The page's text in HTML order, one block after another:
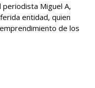
Miguel A,
entidad, quien
de los